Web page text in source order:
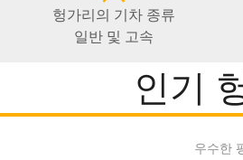
헝가리의 기차 종류
일반 및 고속
인기
우수한